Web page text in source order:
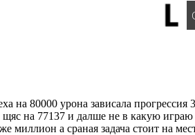
на 80000 урона зависала
щяс на 77137 и далше не в какую
миллион а сраная задача стоит на